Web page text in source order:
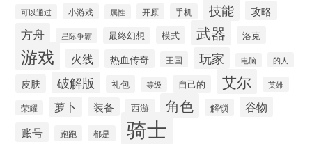
可以通过 小游戏 属性 开原 手机 技能 攻略
方舟 星际争霸 最终幻想 模式 武器 洛克
游戏 火线 热血传奇 王国 玩家 电脑 的人
皮肤 破解版 礼包 等级 自己的 艾尔 英雄
荣耀 萝卜 装备 西游 角色 解锁 谷物
账号 跑跑 都是 骑士